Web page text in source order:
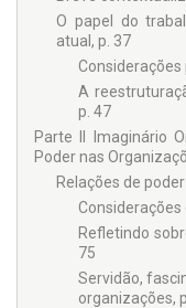
valores, crenças e
importante
apenas como fator
também como
construção das
organizacional em
apenas a partir do
permanece na
dominação, que
sociedade
organizacional, os
alguns dos temas
teórica no que se
O papel do
atual, p. 37
Considerações
A
p. 47
Parte II Imaginário
Poder nas
Relações de
Considerações
Refletindo
75
Servidão,
organizações,